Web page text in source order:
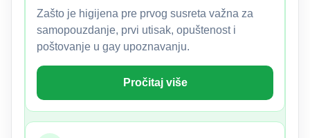
Zašto je higijena pre prvog susreta važna za
samopouzdanje, prvi utisak, opuštenost i
poštovanje u gay upoznavanju.
Pročitaj više